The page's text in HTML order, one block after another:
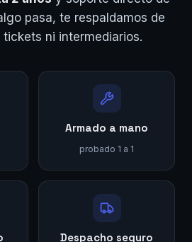
pasa, te respaldamos de
ni intermediarios.
Armado a mano
probado 1 a 1
Despacho seguro